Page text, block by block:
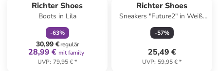
Richter Shoes
Boots in Lila
-63%
30,99 €regulär
28,99 € mit family
UVP: 79,95 €*
Richter Shoes
Sneakers "Future2" in Weiß/
Blau/ Gelb
-57%
25,49 €
UVP: 59,95 €*